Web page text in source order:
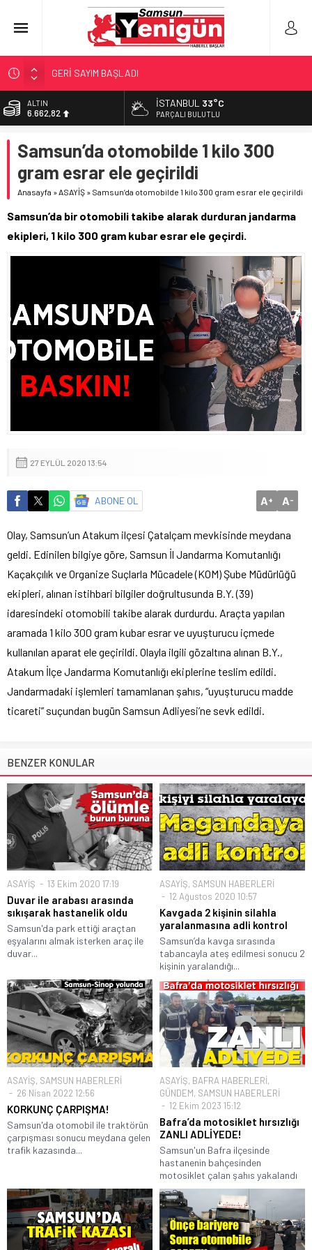
GERİ SAYIM BAŞLADI
SAMSUNSPOR’DA HEDEF 5’İNCİLİK!
‘BAFRA’YA YATIRIM YAPIN!’
YÖNETİCİ SEÇERKEN YAPILAN EN BÜYÜK HATALAR
ALTIN
6.662,82
13.779,39
DOLAR
47,6961
55,1808
İSTANBUL 33°C
PARÇALI BULUTLU
Samsun’da otomobilde 1 kilo 300
gram esrar ele geçirildi
Anasayfa »ASAYİŞ » Samsun’da otomobilde 1 kilo 300 gram esrar ele geçirildi
Samsun’da bir otomobili takibe alarak durduran jandarma
ekipleri, 1 kilo 300 gram kubar esrar ele geçirdi.
27 EYLÜL 2020 13:54
ABONE OL A+ A-
Olay, Samsun’un Atakum ilçesi Çatalçam mevkisinde meydana
geldi. Edinilen bilgiye göre, Samsun İl Jandarma Komutanlığı
Kaçakçılık ve Organize Suçlarla Mücadele (KOM) Şube Müdürlüğü
ekipleri, alınan istihbari bilgiler doğrultusunda B.Y. (39)
idaresindeki otomobili takibe alarak durdurdu. Araçta yapılan
aramada 1 kilo 300 gram kubar esrar ve uyuşturucu içmede
kullanılan aparat ele geçirildi. Olayla ilgili gözaltına alınan B.Y.,
Atakum İlçe Jandarma Komutanlığı ekiplerine teslim edildi.
Jandarmadaki işlemleri tamamlanan şahıs, “uyuşturucu madde
ticareti” suçundan bugün Samsun Adliyesi’ne sevk edildi.
BENZER KONULAR
ASAYİŞ 13 Ekim 2020 17:19
Duvar ile arabası arasında
sıkışarak hastanelik oldu
Samsun'da park ettiği araçtan
eşyalarını almak isterken araç ile
duvar...
ASAYİŞ, SAMSUN HABERLERİ
12 Ağustos 2020 10:57
Kavgada 2 kişinin silahla
yaralanmasına adli kontrol
Samsun’da kavga sırasında
tabancayla ateş edilmesi sonucu 2
kişinin yaralandığı...
ASAYİŞ, SAMSUN HABERLERİ
26 Nisan 2022 12:56
KORKUNÇ ÇARPIŞMA!
Samsun'da otomobil ile traktörün
çarpışması sonucu meydana gelen
trafik kazasında...
ASAYİŞ, BAFRA HABERLERİ,
GÜNDEM, SAMSUN HABERLERİ
12 Ekim 2023 15:12
Bafra’da motosiklet hırsızlığı
ZANLI ADLİYEDE!
Samsun'un Bafra ilçesinde
hastanenin bahçesinden
motosiklet çalan şahıs yakalandı